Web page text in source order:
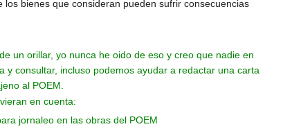
bienes que consideran pueden sufrir consecuencias
un orillar, yo nunca he oido de eso y creo que nadie en
consultar, incluso podemos ayudar a redactar una carta
al POEM.
en cuenta:
jornaleo en las obras del POEM